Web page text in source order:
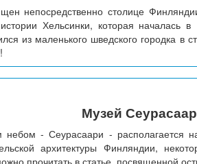
непосредственно столице
Хельсинки, которая началась
из маленького шведского городка в
!
Музей
небом - Сеурасаари - располагается
архитектуры Финляндии,
прочитать в статье, посвященной